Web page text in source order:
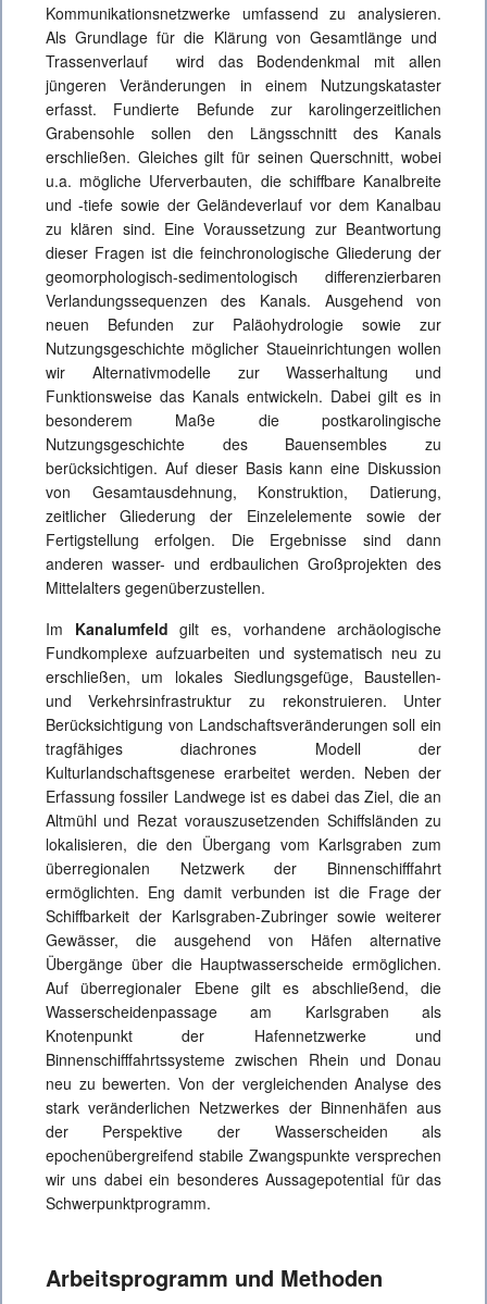
Kommunikationsnetzwerke umfassend zu analysieren.
Als Grundlage für die Klärung von Gesamtlänge und
Trassenverlauf wird das Bodendenkmal mit allen
jüngeren Veränderungen in einem Nutzungskataster
erfasst. Fundierte Befunde zur karolingerzeitlichen
Grabensohle sollen den Längsschnitt des Kanals
erschließen. Gleiches gilt für seinen Querschnitt, wobei
u.a. mögliche Uferverbauten, die schiffbare Kanalbreite
und -tiefe sowie der Geländeverlauf vor dem Kanalbau
zu klären sind. Eine Voraussetzung zur Beantwortung
dieser Fragen ist die feinchronologische Gliederung der
geomorphologisch-sedimentologisch differenzierbaren
Verlandungssequenzen des Kanals. Ausgehend von
neuen Befunden zur Paläohydrologie sowie zur
Nutzungsgeschichte möglicher Staueinrichtungen wollen
wir Alternativmodelle zur Wasserhaltung und
Funktionsweise das Kanals entwickeln. Dabei gilt es in
besonderem Maße die postkarolingische
Nutzungsgeschichte des Bauensembles zu
berücksichtigen. Auf dieser Basis kann eine Diskussion
von Gesamtausdehnung, Konstruktion, Datierung,
zeitlicher Gliederung der Einzelelemente sowie der
Fertigstellung erfolgen. Die Ergebnisse sind dann
anderen wasser- und erdbaulichen Großprojekten des
Mittelalters gegenüberzustellen.
Im Kanalumfeld gilt es, vorhandene archäologische
Fundkomplexe aufzuarbeiten und systematisch neu zu
erschließen, um lokales Siedlungsgefüge, Baustellen-
und Verkehrsinfrastruktur zu rekonstruieren. Unter
Berücksichtigung von Landschaftsveränderungen soll ein
tragfähiges diachrones Modell der
Kulturlandschaftsgenese erarbeitet werden. Neben der
Erfassung fossiler Landwege ist es dabei das Ziel, die an
Altmühl und Rezat vorauszusetzenden Schiffsländen zu
lokalisieren, die den Übergang vom Karlsgraben zum
überregionalen Netzwerk der Binnenschifffahrt
ermöglichten. Eng damit verbunden ist die Frage der
Schiffbarkeit der Karlsgraben-Zubringer sowie weiterer
Gewässer, die ausgehend von Häfen alternative
Übergänge über die Hauptwasserscheide ermöglichen.
Auf überregionaler Ebene gilt es abschließend, die
Wasserscheidenpassage am Karlsgraben als
Knotenpunkt der Hafennetzwerke und
Binnenschifffahrtssysteme zwischen Rhein und Donau
neu zu bewerten. Von der vergleichenden Analyse des
stark veränderlichen Netzwerkes der Binnenhäfen aus
der Perspektive der Wasserscheiden als
epochenübergreifend stabile Zwangspunkte versprechen
wir uns dabei ein besonderes Aussagepotential für das
Schwerpunktprogramm.
Arbeitsprogramm und Methoden